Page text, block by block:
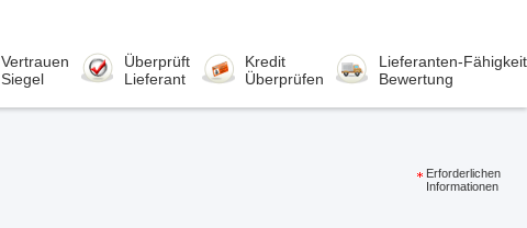
Vertrauen
Siegel
Überprüft
Lieferant
Kredit
Überprüfen
Lieferanten-Fähigkeit
Bewertung
Erforderlichen
Informationen